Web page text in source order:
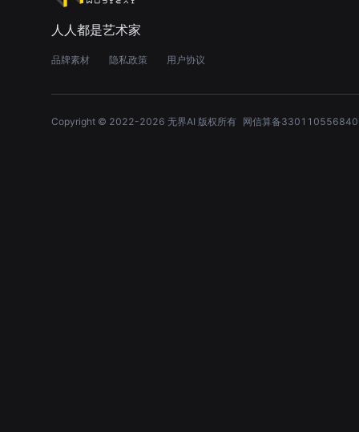
人人都是艺术家
品牌素材 隐私政策 用户协议
Copyright © 2022-2026 无界AI 版权所有 网信算备